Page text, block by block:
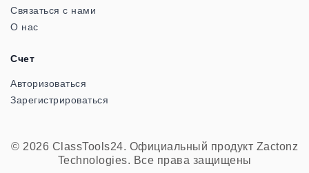
Связаться с нами
О нас
Счет
Авторизоваться
Зарегистрироваться
© 2026 ClassTools24. Официальный продукт Zactonz
Technologies. Все права защищены